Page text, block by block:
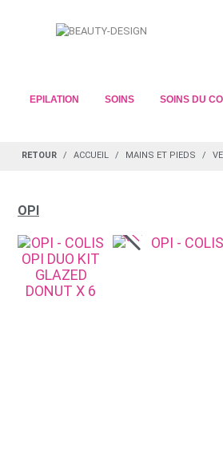
EPILATION SOINS SOINS DU
RETOUR ACCUEIL MAINS ET PIEDS
OPI